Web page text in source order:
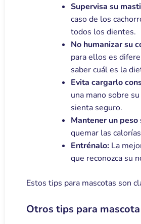
Supervisa su
caso de los
todos los dientes.
No humanizar su
para ellos es
saber cuál es la
Evita cargarlo
una mano sobre
sienta seguro.
Mantener un
quemar las
Entrénalo: La
que reconozca su
Estos tips para mascotas son
Otros tips para